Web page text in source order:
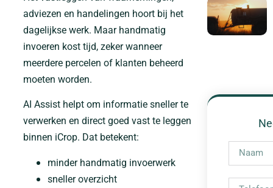
adviezen en handelingen hoort bij het
dagelijkse werk. Maar handmatig
invoeren kost tijd, zeker wanneer
meerdere percelen of klanten beheerd
moeten worden.
AI Assist helpt om informatie sneller te
verwerken en direct goed vast te leggen
binnen iCrop. Dat betekent:
minder handmatig invoerwerk
sneller overzicht